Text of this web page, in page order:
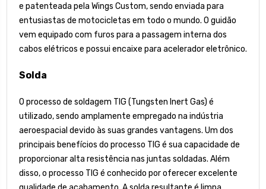
e patenteada pela Wings Custom, sendo enviada para
entusiastas de motocicletas em todo o mundo. O guidão
vem equipado com furos para a passagem interna dos
cabos elétricos e possui encaixe para acelerador eletrônico.
Solda
O processo de soldagem TIG (Tungsten Inert Gas) é
utilizado, sendo amplamente empregado na indústria
aeroespacial devido às suas grandes vantagens. Um dos
principais benefícios do processo TIG é sua capacidade de
proporcionar alta resistência nas juntas soldadas. Além
disso, o processo TIG é conhecido por oferecer excelente